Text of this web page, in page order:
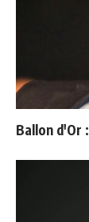
Ballon d'Or